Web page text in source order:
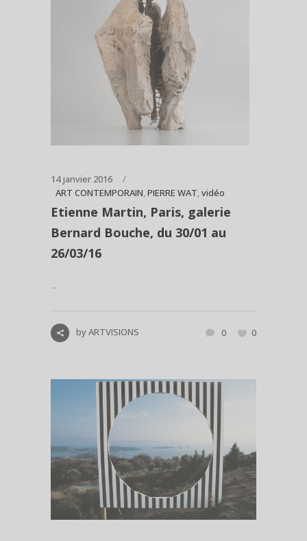
14 janvier 2016
ART CONTEMPORAIN,PIERRE WAT,vidéo
Etienne Martin, Paris, galerie
Bernard Bouche, du 30/01 au
26/03/16
...
byARTVISIONS 0 0